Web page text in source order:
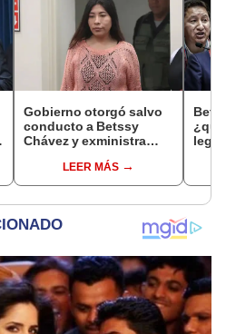
Gobierno otorgó salvo
conducto a Betssy
Chávez y exministra
madrugadaLEER MÁS